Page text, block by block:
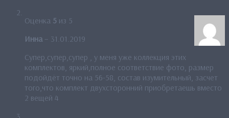
Оценка 5 из 5
Инна – 31.01.2019
Супер,супер,супер , у меня уже коллекция этих
комплектов, яркий,полное соответствие фото, размер
подойдёт точно на 56-58, состав изумительный, засчет
того,что комплект двухсторонний приобретаешь вместо
2 вещей 4